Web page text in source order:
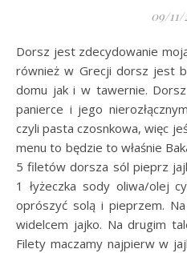
09/11/
Dorsz jest zdecydowanie moją ulubioną rybą. Na szczęście
również w Grecji dorsz jest
domu jak i w tawernie.
panierce i jego
czyli pasta czosnkowa, więc
menu to będzie to właśnie
5 filetów dorsza sól pieprz
1 łyżeczka sody oliwa/olej
oprószyć solą i pieprzem.
widelcem jajko. Na drugim
Filety maczamy najpierw w